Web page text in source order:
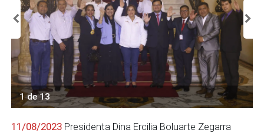
1 de 13
11/08/2023 Presidenta Dina Ercilia Boluarte Zegarra